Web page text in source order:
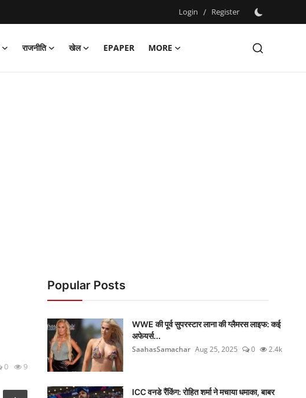
Login / Register
राजनीति खेल EPAPER
MORE
0 9
Popular Posts
WWE की पूर्व सुपरस्टार लाना की ग्लैमरस लाइफ: कई
अफेयर्स...
SaahasSamachar Aug 25, 2025 0 2.4k
ICC वनडे रैंकिंग: रोहित शर्मा ने मचाया धमाका, बाबर